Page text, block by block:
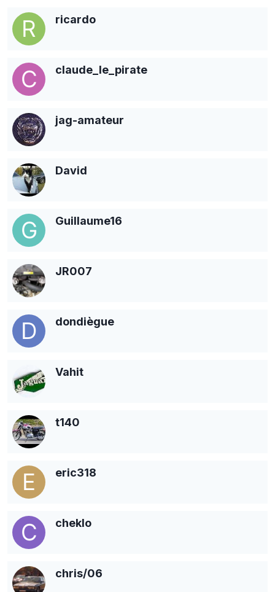
ricardo
claude_le_pirate
jag-amateur
David
Guillaume16
JR007
dondiègue
Vahit
t140
eric318
cheklo
chris/06